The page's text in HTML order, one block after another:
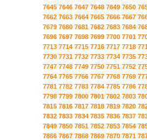
7645 7646 7647 7648 7649 7650
7662 7663 7664 7665 7666 7667
7679 7680 7681 7682 7683 7684
7696 7697 7698 7699 7700 7701
7713 7714 7715 7716 7717 7718
7730 7731 7732 7733 7734 7735
7747 7748 7749 7750 7751 7752
7764 7765 7766 7767 7768 7769
7781 7782 7783 7784 7785 7786
7798 7799 7800 7801 7802 7803
7815 7816 7817 7818 7819 7820
7832 7833 7834 7835 7836 7837
7849 7850 7851 7852 7853 7854
7866 7867 7868 7869 7870 7871